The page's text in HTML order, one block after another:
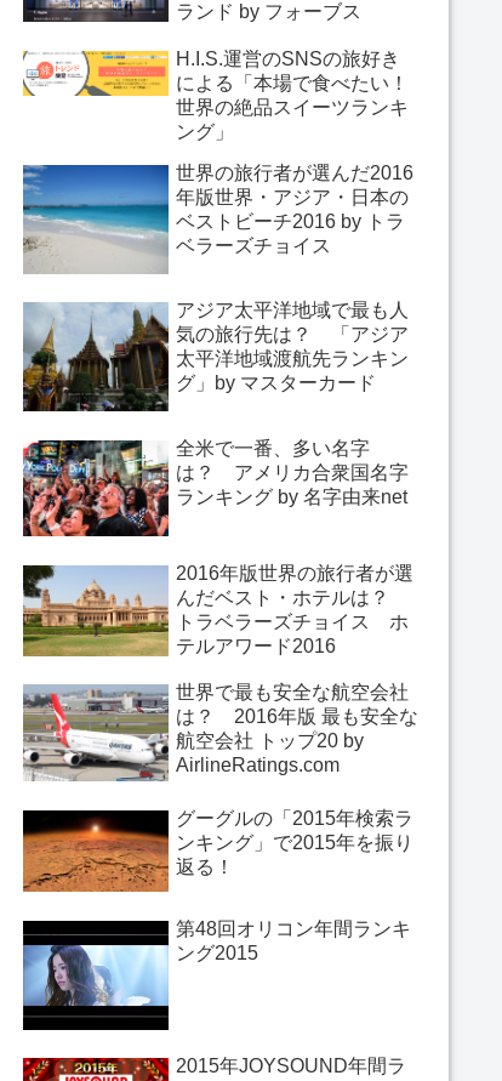
ランド by フォーブス
H.I.S.運営のSNSの旅好き
による「本場で食べたい！
世界の絶品スイーツランキ
ング」
世界の旅行者が選んだ2016
年版世界・アジア・日本の
ベストビーチ2016 by トラ
ベラーズチョイス
アジア太平洋地域で最も人
気の旅行先は？ 「アジア
太平洋地域渡航先ランキン
グ」by マスターカード
全米で一番、多い名字
は？ アメリカ合衆国名字
ランキング by 名字由来net
2016年版世界の旅行者が選
んだベスト・ホテルは？
トラベラーズチョイス ホ
テルアワード2016
世界で最も安全な航空会社
は？ 2016年版 最も安全な
航空会社 トップ20 by
AirlineRatings.com
グーグルの「2015年検索ラ
ンキング」で2015年を振り
返る！
第48回オリコン年間ランキ
ング2015
2015年JOYSOUND年間ラ